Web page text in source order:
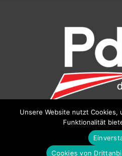
Partei der Arbeit (PdA),
Unsere Website nutzt Cookies,
Funktionalität
Cookies von